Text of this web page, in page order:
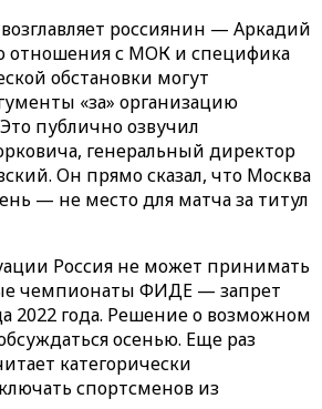
россиянин — Аркадий
отношения с МОК и специфика
обстановки могут
«за» организацию
публично озвучил
генеральный директор
Он прямо сказал, что Москва
— не место для матча за титул
Россия не может принимать
чемпионаты ФИДЕ — запрет
2022 года. Решение о возможном
осенью. Еще раз
категорически
спортсменов из